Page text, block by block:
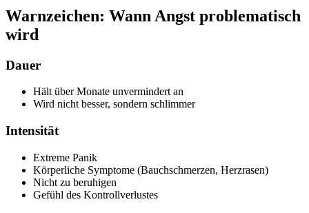
Warnzeichen: Wann Angst problematisch
wird
Dauer
Hält über Monate unvermindert an
Wird nicht besser, sondern schlimmer
Intensität
Extreme Panik
Körperliche Symptome (Bauchschmerzen, Herzrasen)
Nicht zu beruhigen
Gefühl des Kontrollverlustes